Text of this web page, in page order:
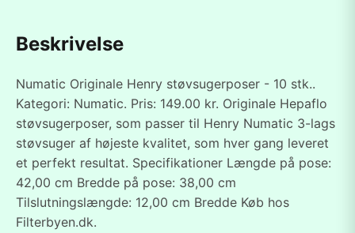
Beskrivelse
Numatic Originale Henry støvsugerposer - 10 stk..
Kategori: Numatic. Pris: 149.00 kr. Originale Hepaflo
støvsugerposer, som passer til Henry Numatic 3-lags
støvsuger af højeste kvalitet, som hver gang leveret
et perfekt resultat. Specifikationer Længde på pose:
42,00 cm Bredde på pose: 38,00 cm
Tilslutningslængde: 12,00 cm Bredde Køb hos
Filterbyen.dk.